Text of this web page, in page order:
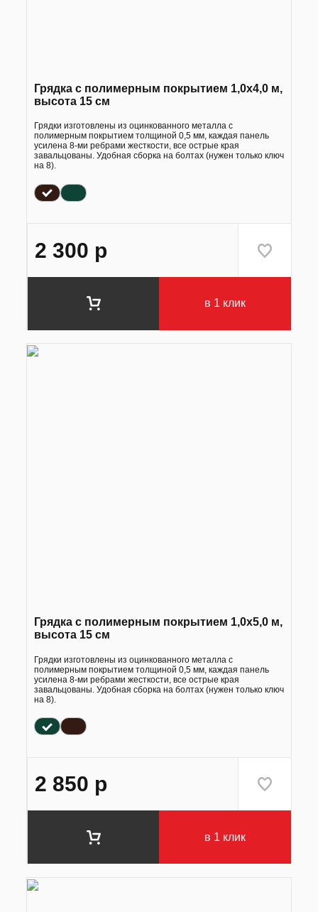
Грядка с полимерным покрытием 1,0х4,0 м,
высота 15 см
Грядки изготовлены из оцинкованного металла с
полимерным покрытием толщиной 0,5 мм, каждая панель
усилена 8-ми ребрами жесткости, все острые края
завальцованы. Удобная сборка на болтах (нужен только ключ
на 8).
2 300 р
в 1 клик
Грядка с полимерным покрытием 1,0х5,0 м,
высота 15 см
Грядки изготовлены из оцинкованного металла с
полимерным покрытием толщиной 0,5 мм, каждая панель
усилена 8-ми ребрами жесткости, все острые края
завальцованы. Удобная сборка на болтах (нужен только ключ
на 8).
2 850 р
в 1 клик